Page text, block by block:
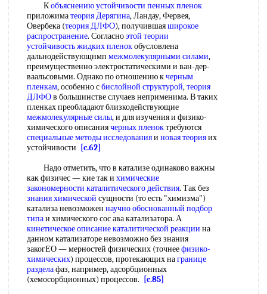
Кобъяснению устойчивости пенных пленок
приложиматеория Дерягина, Ландау, Фервея,
Овербека (теория ДЛФО), получившаяширокое
распространение. Согласноэтой теории
устойчивость жидких пленокобусловлена
дальнодействующнмп межмолекулярными силами,
преимущественно электростатическими и ван-дер-
ваальсовыми. Однако по отношению кчерным
пленкам, особенно сбислойной структурой,теория
ДЛФОв большинстве случаев неприменима. В таких
пленках преобладают близкодействующие
межмолекулярные силы, и для изучения и физико-
химического описаниячерных пленоктребуются
специальные методы исследованияи новая теорияих
устойчивости
[c.62]
Надо отметить, что в катализе одинаково важны
как физичес — кие так и химические
закономерности каталитического действия. Так без
знания химической сущности (то есть "химизма")
катализа невозможен научно обоснованный подбор
типаи химического сос ава катализатора. А
кинетическое описаниекаталитической реакции на
данном катализаторе невозможно без знания
закогЕО — мерностей физических (точнеефизико-
химических) процессов, протекающих награнице
разделафаз, например, адсорбционных
(хемосорбционных) процессов.
[c.85]